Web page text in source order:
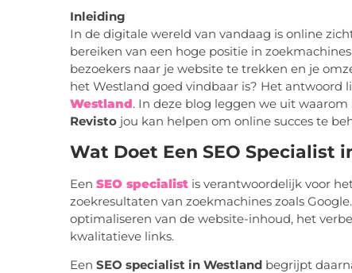
Inleiding
In de digitale wereld van vandaag is online
bereiken van een hoge positie in
bezoekers naar je website te trekken en je
het Westland goed vindbaar is? Het antwoord
Westland. In deze blog leggen we uit waarom
Revisto jou kan helpen om online succes te
Wat Doet Een SEO Specialist
Een SEO specialist is verantwoordelijk voor
zoekresultaten van zoekmachines zoals
optimaliseren van de website-inhoud, het
kwalitatieve links.
Een SEO specialist in Westland begrijpt